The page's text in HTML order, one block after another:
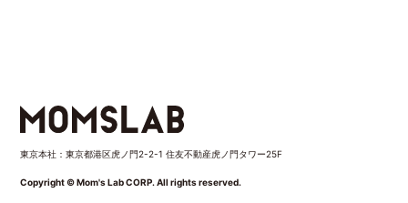
東京本社：東京都港区虎ノ門2-2-1 住友不動産虎ノ門タワー25F
Copyright © Mom's Lab CORP. All rights reserved.